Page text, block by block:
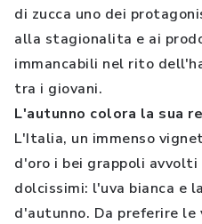
di zucca uno dei
alla stagionalita e ai
immancabili nel rito
tra i giovani.
L'autunno colora la sua
L'Italia, un immenso
d'oro i bei grappoli
dolcissimi: l'uva bianca e
d'autunno. Da preferire